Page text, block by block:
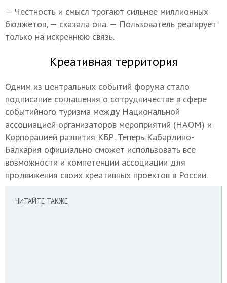
— Честность и смысл трогают сильнее миллионных
бюджетов, — сказала она. — Пользователь реагирует
только на искреннюю связь.
Креативная территория
Одним из центральных событий форума стало
подписание соглашения о сотрудничестве в сфере
событийного туризма между Национальной
ассоциацией организаторов мероприятий (НАОМ) и
Корпорацией развития КБР. Теперь Кабардино-
Балкария официально сможет использовать все
возможности и компетенции ассоциации для
продвижения своих креативных проектов в России.
ЧИТАЙТЕ ТАКЖЕ